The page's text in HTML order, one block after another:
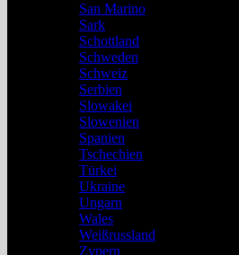
San Marino
Sark
Schottland
Schweden
Schweiz
Serbien
Slowakei
Slowenien
Spanien
Tschechien
Türkei
Ukraine
Ungarn
Wales
Weißrussland
Zypern